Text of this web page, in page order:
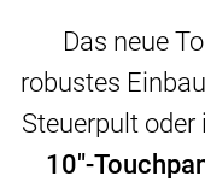
Das neue
robustes
Steuerpult
10"-